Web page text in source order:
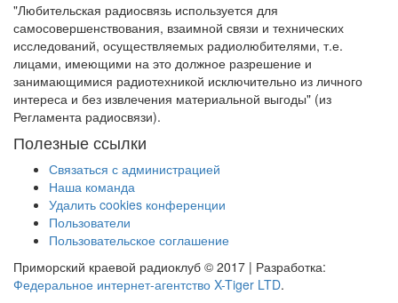
"Любительская радиосвязь используется для
самосовершенствования, взаимной связи и технических
исследований, осуществляемых радиолюбителями, т.е.
лицами, имеющими на это должное разрешение и
занимающимися радиотехникой исключительно из личного
интереса и без извлечения материальной выгоды" (из
Регламента радиосвязи).
Полезные ссылки
Связаться с администрацией
Наша команда
Удалить cookies конференции
Пользователи
Пользовательское соглашение
Приморский краевой радиоклуб © 2017 | Разработка:
Федеральное интернет-агентство X-Tiger LTD.